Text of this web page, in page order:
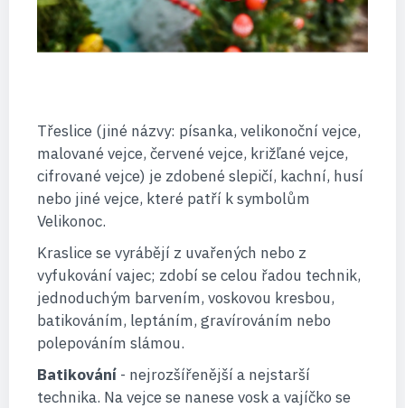
Třeslice (jiné názvy: písanka, velikonoční vejce,
malované vejce, červené vejce, križľané vejce,
cifrované vejce) je zdobené slepičí, kachní, husí
nebo jiné vejce, které patří k symbolům
Velikonoc.
Kraslice se vyrábějí z uvařených nebo z
vyfukování vajec; zdobí se celou řadou technik,
jednoduchým barvením, voskovou kresbou,
batikováním, leptáním, gravírováním nebo
polepováním slámou.
Batikování- nejrozšířenější a nejstarší
technika. Na vejce se nanese vosk a vajíčko se